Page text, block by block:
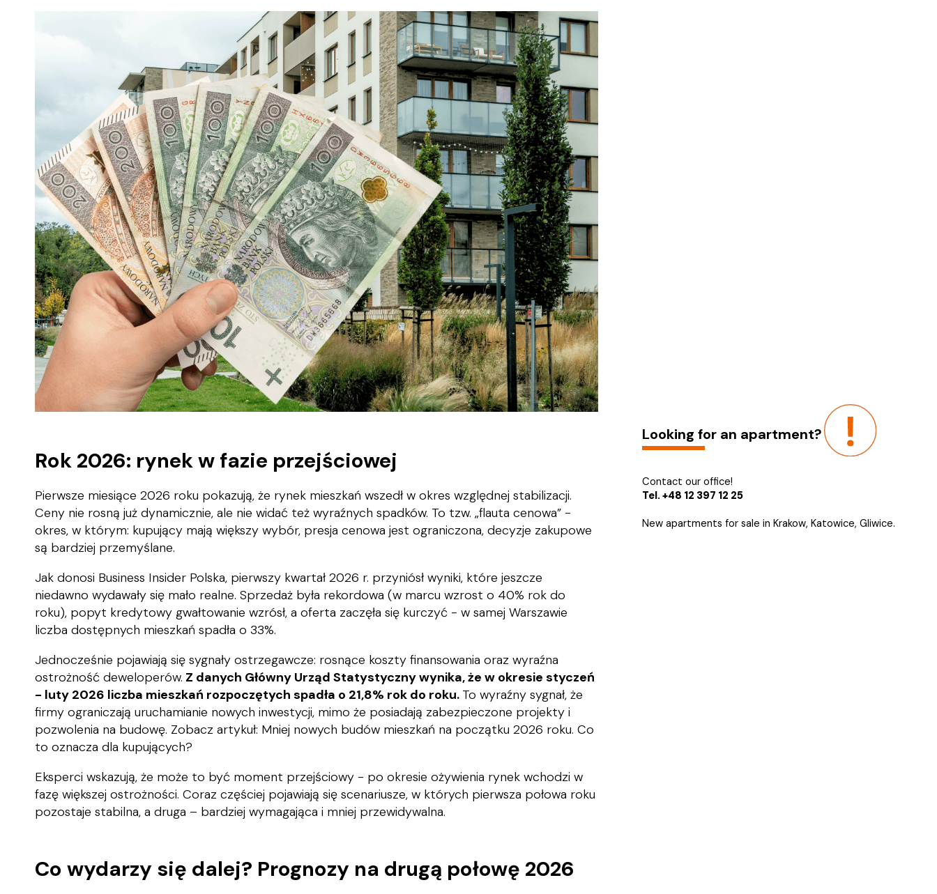
Rok 2026: rynek w fazie przejściowej
Pierwsze miesiące 2026 roku pokazują, że rynek mieszkań wszedł w okres względnej stabilizacji.
Ceny nie rosną już dynamicznie, ale nie widać też wyraźnych spadków. To tzw. „flauta cenowa” -
okres, w którym: kupujący mają większy wybór, presja cenowa jest ograniczona, decyzje zakupowe
są bardziej przemyślane.
Jak donosi Business Insider Polska, pierwszy kwartał 2026 r. przyniósł wyniki, które jeszcze
niedawno wydawały się mało realne. Sprzedaż była rekordowa (w marcu wzrost o 40% rok do
roku), popyt kredytowy gwałtowanie wzrósł, a oferta zaczęła się kurczyć - w samej Warszawie
liczba dostępnych mieszkań spadła o 33%.
Jednocześnie pojawiają się sygnały ostrzegawcze: rosnące koszty finansowania oraz wyraźna
ostrożność deweloperów. Z danych Główny Urząd Statystyczny wynika, że w okresie styczeń
- luty 2026 liczba mieszkań rozpoczętych spadła o 21,8% rok do roku. To wyraźny sygnał, że
firmy ograniczają uruchamianie nowych inwestycji, mimo że posiadają zabezpieczone projekty i
pozwolenia na budowę. Zobacz artykuł: Mniej nowych budów mieszkań na początku 2026 roku. Co
to oznacza dla kupujących?
Eksperci wskazują, że może to być moment przejściowy - po okresie ożywienia rynek wchodzi w
fazę większej ostrożności. Coraz częściej pojawiają się scenariusze, w których pierwsza połowa roku
pozostaje stabilna, a druga – bardziej wymagająca i mniej przewidywalna.
Co wydarzy się dalej? Prognozy na drugą połowę 2026
Looking for an apartment?
Contact our office!
Tel. +48 12 397 12 25
New apartments for sale in Krakow, Katowice, Gliwice.